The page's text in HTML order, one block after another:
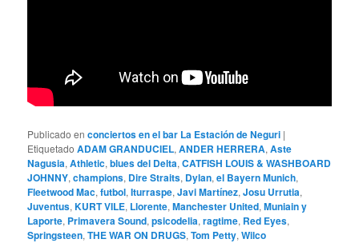
Publicado en conciertos en el bar La Estación de Neguri |
Etiquetado ADAM GRANDUCIEL,ANDER HERRERA,Aste
Nagusia,Athletic,blues del Delta,CATFISH LOUIS & WASHBOARD
JOHNNY,champions, Dire Straits, Dylan,el Bayern Munich,
Fleetwood Mac,futbol,Iturraspe,Javi Martínez,Josu Urrutia,
Juventus,KURT VILE, Llorente,Manchester United,Muniain y
Laporte, Primavera Sound,psicodelia,ragtime, Red Eyes,
Springsteen,THE WAR ON DRUGS,Tom Petty,Wilco